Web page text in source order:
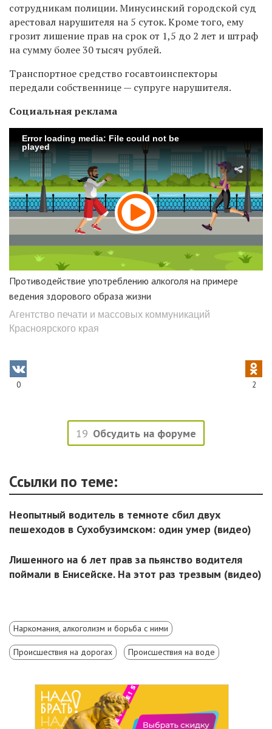
сотрудникам полиции. Минусинский городской суд
арестовал нарушителя на 5 суток. Кроме того, ему
грозит лишение прав на срок от 1,5 до 2 лет и штраф
на сумму более 30 тысяч рублей.
Транспортное средство госавтоинспекторы
передали собственнице — супруге нарушителя.
Социальная реклама
Error loading media: File could not be
played
Противодействие употреблению алкоголя на примере
ведения здорового образа жизни
Агентство печати и массовых коммуникаций
Красноярского края
0 2
19 Обсудить на форуме
Ссылки по теме:
Неопытный водитель в темноте сбил двух
пешеходов в Сухобузимском: один умер (видео)
Лишенного на 6 лет прав за пьянство водителя
поймали в Енисейске. На этот раз трезвым (видео)
Наркомания, алкоголизм и борьба с ними
Происшествия на дорогах Происшествия на воде